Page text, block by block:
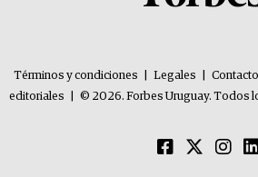
Términos y condiciones Legales Contacto
editoriales
© 2026. Forbes Uruguay. Todos